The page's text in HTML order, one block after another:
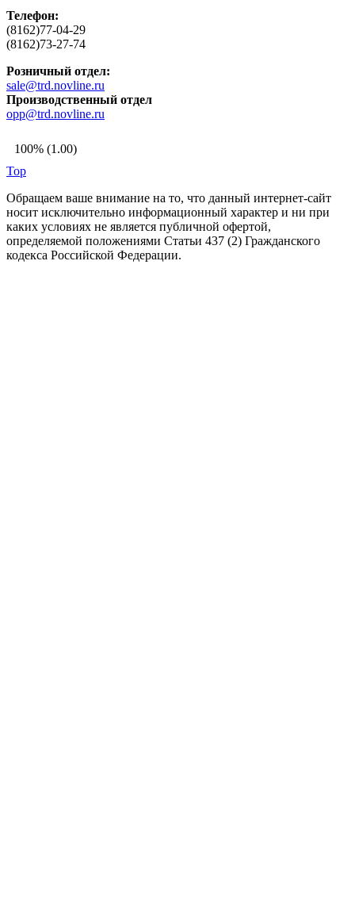
Телефон:
(8162)77-04-29
(8162)73-27-74
Розничный отдел:
sale@trd.novline.ru
Производственный отдел
opp@trd.novline.ru
100% (1.00)
Top
Обращаем ваше внимание на то, что данный интернет-сайт
носит исключительно информационный характер и ни при
каких условиях не является публичной офертой,
определяемой положениями Статьи 437 (2) Гражданского
кодекса Российской Федерации.